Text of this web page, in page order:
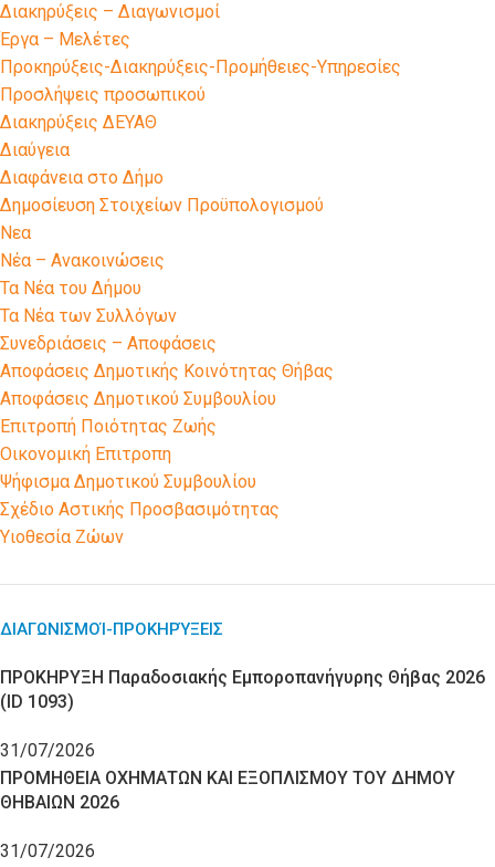
Διακηρύξεις – Διαγωνισμοί
Έργα – Μελέτες
Προκηρύξεις-Διακηρύξεις-Προμήθειες-Υπηρεσίες
Προσλήψεις προσωπικού
Διακηρύξεις ΔΕΥΑΘ
Διαύγεια
Διαφάνεια στο Δήμο
Δημοσίευση Στοιχείων Προϋπολογισμού
Νεα
Νέα – Ανακοινώσεις
Τα Νέα του Δήμου
Τα Νέα των Συλλόγων
Συνεδριάσεις – Αποφάσεις
Αποφάσεις Δημοτικής Κοινότητας Θήβας
Αποφάσεις Δημοτικού Συμβουλίου
Επιτροπή Ποιότητας Ζωής
Οικονομική Επιτροπη
Ψήφισμα Δημοτικού Συμβουλίου
Σχέδιο Αστικής Προσβασιμότητας
Υιοθεσία Ζώων
ΔΙΑΓΩΝΙΣΜΟΊ-ΠΡΟΚΗΡΎΞΕΙΣ
ΠΡΟΚΗΡΥΞΗ Παραδοσιακής Εμποροπανήγυρης Θήβας 2026
(ID 1093)
31/07/2026
ΠΡΟΜΗΘΕΙΑ ΟΧΗΜΑΤΩΝ ΚΑΙ ΕΞΟΠΛΙΣΜΟΥ ΤΟΥ ΔΗΜΟΥ
ΘΗΒΑΙΩΝ 2026
31/07/2026